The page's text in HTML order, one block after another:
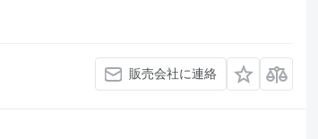
販売会社に連絡